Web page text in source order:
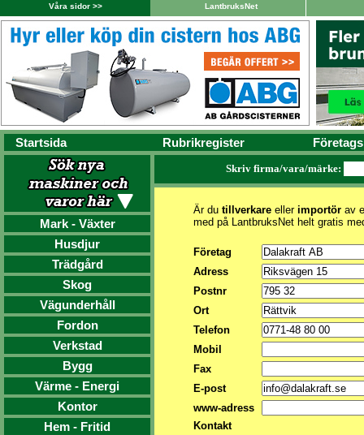
Våra sidor >> LantbruksNet
Startsida Rubrikregister
Mark - Växter
Husdjur
Trädgård
Skog
Vägunderhåll
Fordon
Verkstad
Bygg
Värme - Energi
Kontor
Hem - Fritid
Skriv firma/vara/märke:
Är du tillverkare eller importör av
med på LantbruksNet helt gratis
Företag
Adress
Postnr
Ort
Telefon
Mobil
Fax
E-post
www-adress
Kontakt